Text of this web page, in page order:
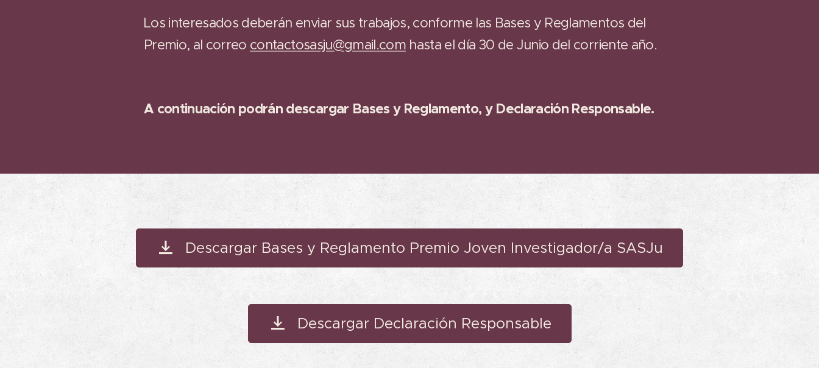
Los interesados deberán enviar sus trabajos, conforme las Bases y Reglamentos del
Premio, al correo contactosasju@gmail.comhasta el día 30 de Junio del corriente año.
A continuación podrán descargar Bases y Reglamento, y Declaración Responsable.
Descargar Bases y Reglamento Premio Joven Investigador/a SASJu
Descargar Declaración Responsable